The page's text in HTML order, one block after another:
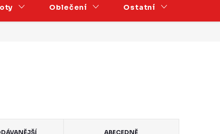
Oblečení Ostatní
ABECEDNĚ